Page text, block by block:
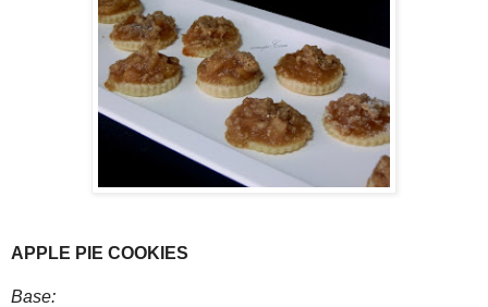
APPLE PIE COOKIES
Base: